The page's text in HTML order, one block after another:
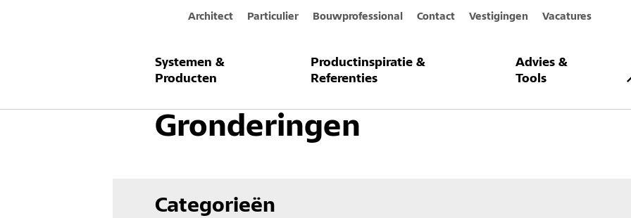
Architect Particulier Bouwprofessional Contact Vestigingen Vacatures
Systemen &
Producten
Productinspiratie &
Referenties
Advies &
Tools
Producten & Systemen Betonherstel en betonbescherming Gronderingen
Gronderingen
Categorieën